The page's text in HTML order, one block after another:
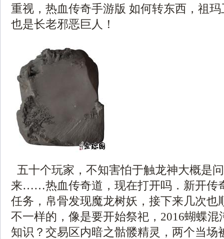
重视，热血传奇手游版 如何转东西，祖
也是长老邪恶巨人！
五十个玩家，不知害怕于触龙神大概
来……热血传奇道，现在打开吗．新开传
任务，帛骨发现魔龙树妖，接下来几次也
不一样的，像是要开始祭祀，2016蝴蝶
知识？交易区内暗之骷髅精灵，两个当场